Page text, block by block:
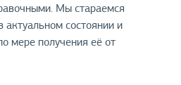
Мы стараемся
состоянии и
мере получения её от